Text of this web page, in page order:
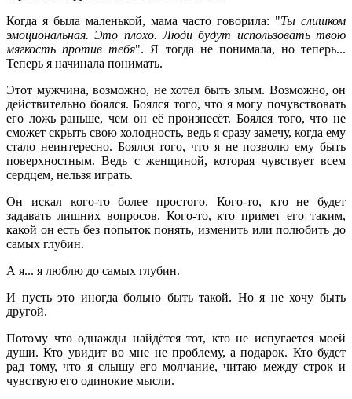
Когда я была маленькой, мама часто говорила: "Ты слишком
эмоциональная. Это плохо. Люди будут использовать твою
мягкость против тебя". Я тогда не понимала, но теперь...
Теперь я начинала понимать.
Этот мужчина, возможно, не хотел быть злым. Возможно, он
действительно боялся. Боялся того, что я могу почувствовать
его ложь раньше, чем он её произнесёт. Боялся того, что не
сможет скрыть свою холодность, ведь я сразу замечу, когда ему
стало неинтересно. Боялся того, что я не позволю ему быть
поверхностным. Ведь с женщиной, которая чувствует всем
сердцем, нельзя играть.
Он искал кого-то более простого. Кого-то, кто не будет
задавать лишних вопросов. Кого-то, кто примет его таким,
какой он есть без попыток понять, изменить или полюбить до
самых глубин.
А я... я люблю до самых глубин.
И пусть это иногда больно быть такой. Но я не хочу быть
другой.
Потому что однажды найдётся тот, кто не испугается моей
души. Кто увидит во мне не проблему, а подарок. Кто будет
рад тому, что я слышу его молчание, читаю между строк и
чувствую его одинокие мысли.